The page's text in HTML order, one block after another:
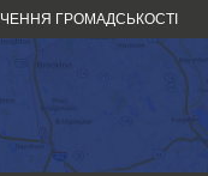
ГРОМАДСЬКОСТІ